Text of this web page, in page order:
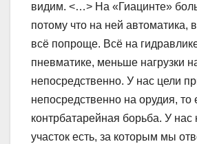
видим. <…> На «Гиацинте»
потому что на ней автоматика,
всё попроще. Всё на
пневматике, меньше нагрузки
непосредственно. У нас цели
непосредственно на орудия, то
контрбатарейная борьба. У нас
участок есть, за которым мы